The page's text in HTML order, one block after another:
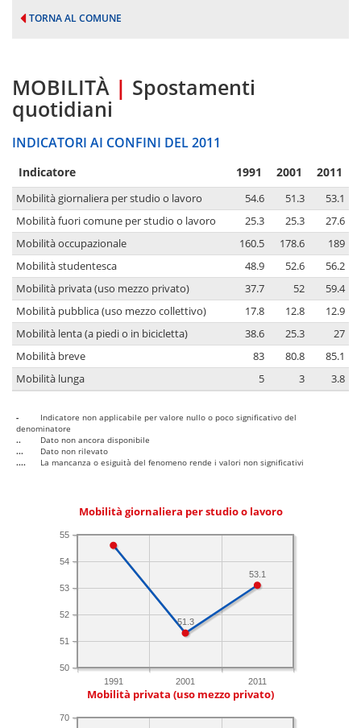
TORNA AL COMUNE
MOBILITÀ | Spostamenti
quotidiani
INDICATORI AI CONFINI DEL 2011
Indicatore 1991 2001 2011
Mobilità giornaliera per studio o lavoro 54.6 51.3
53.1
Mobilità fuori comune per studio o lavoro
25.3 25.3
27.6
Mobilità occupazionale
160.5 178.6
189
Mobilità studentesca
48.9 52.6
56.2
Mobilità privata (uso mezzo privato)
37.7 52
59.4
Mobilità pubblica (uso mezzo collettivo)
17.8 12.8
12.9
Mobilità lenta (a piedi o in bicicletta)
38.6 25.3
27
Mobilità breve
83 80.8
85.1
Mobilità lunga
5 3 3.8
-
Indicatore non applicabile per valore nullo o poco significativo del
denominatore
..
Dato non ancora disponibile
...
Dato non rilevato
....
La mancanza o esiguità del fenomeno rende i valori non significativi
Mobilità giornaliera per studio o lavoro
1991 2001 2011
50
51
52
53
54
55
53.1
51.3
Mobilità privata (uso mezzo privato)
70